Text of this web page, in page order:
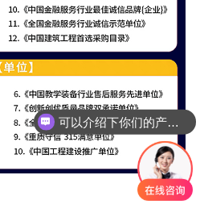
可以介绍下你们的产品么？